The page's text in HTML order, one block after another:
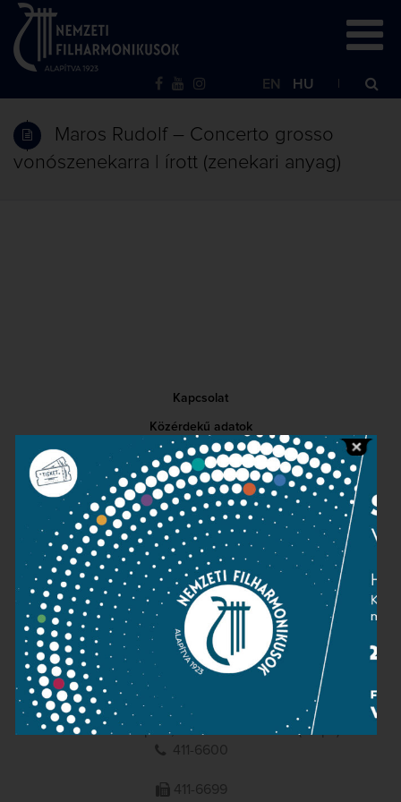
EN HU
Maros Rudolf – Concerto grosso
vonószenekarra | írott (zenekari anyag)
Kapcsolat
Közérdekű adatok
Sajtószoba
Adatvédelem
Impresszum
NEMZETI
FILHARMONIKUSOK
1095 Budapest, Komor Marcell u. 1. (Müpa)
411-6600
411-6699